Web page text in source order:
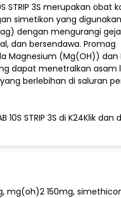
STRIP 3S merupakan obat
simetikon yang
dengan mengurangi
dan bersendawa. Promag
Magnesium (Mg(OH)) dan
dapat menetralkan asam
berlebihan di saluran
10S STRIP 3S di K24Klik
mg(oh)2 150mg,